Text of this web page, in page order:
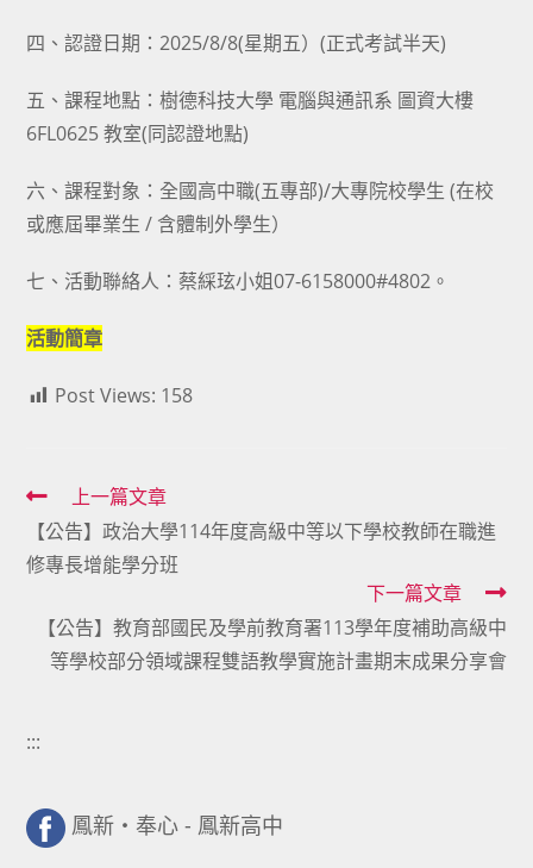
四、認證日期：2025/8/8(星期五）(正式考試半天)
五、課程地點：樹德科技大學 電腦與通訊系 圖資大樓
6FL0625 教室(同認證地點)
六、課程對象：全國高中職(五專部)/大專院校學生 (在校
或應屆畢業生 / 含體制外學生）
七、活動聯絡人：蔡綵玹小姐07-6158000#4802。
活動簡章
Post Views: 158
Read
more
articles
上一篇文章
【公告】政治大學114年度高級中等以下學校教師在職進
修專長增能學分班
下一篇文章
【公告】教育部國民及學前教育署113學年度補助高級中
等學校部分領域課程雙語教學實施計畫期末成果分享會
:::
鳳新・奉心 - 鳳新高中